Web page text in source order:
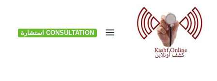
Skip
content
CONSULTATION استشارة